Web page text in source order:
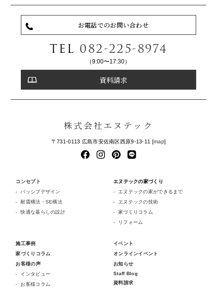
お電話でのお問い合わせ
TEL 082-225-8974
（9:00〜17:30）
資料請求
株式会社エヌテック
〒731-0113 広島市安佐南区西原9-13-11 [map]
コンセプト
パッシブデザイン
耐震構法・SE構法
快適な暮らしの設計
エヌテックの家づくり
エヌテックの家ができるまで
エヌテックの技術
家づくりコラム
リフォーム
施工事例
家づくりコラム
お客様の声
インタビュー
お客様コラム
イベント
オンラインイベント
お知らせ
Staff Blog
資料請求